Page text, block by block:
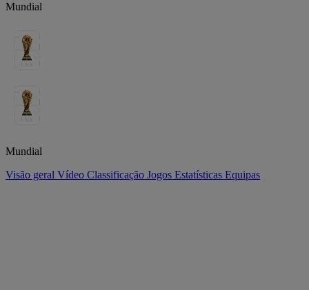
Mundial
Mundial
Visão geral Vídeo Classificação Jogos Estatísticas Equipas